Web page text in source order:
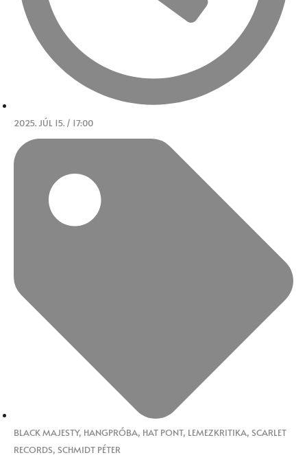
2025. JÚL 15. / 17:00
BLACK MAJESTY, HANGPRÓBA, HAT PONT, LEMEZKRITIKA, SCARLET
RECORDS, SCHMIDT PÉTER